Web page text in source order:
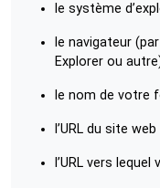
le système
le navigateur
Explorer ou
le nom de votre
l’URL du site
l’URL vers